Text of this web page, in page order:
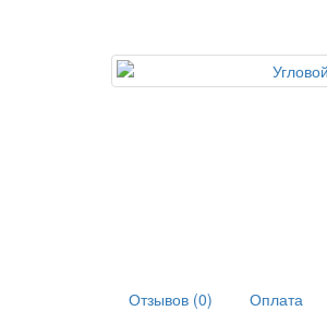
Отзывов (0) Оплата